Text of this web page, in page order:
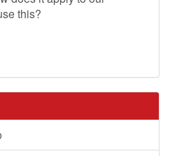
this?